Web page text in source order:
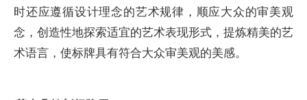
时还应遵循设计理念的艺术规律，顺应大众的审美观
念，创造性地探索适宜的艺术表现形式，提炼精美的艺
术语言，使标牌具有符合大众审美观的美感。